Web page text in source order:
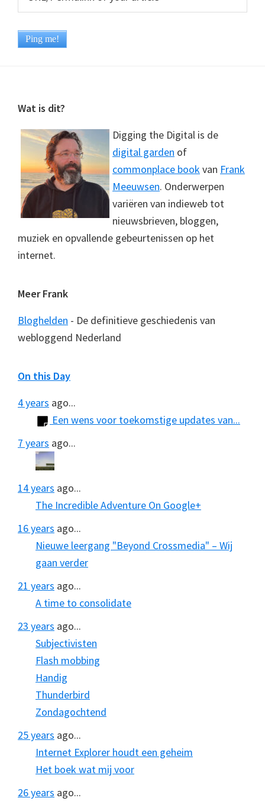
Footer
Wat is dit?
Digging the Digital is de
digital garden of
commonplace bookvan Frank
Meeuwsen. Onderwerpen
variëren van indieweb tot
nieuwsbrieven, bloggen,
muziek en opvallende gebeurtenissen op het
internet.
Meer Frank
Bloghelden - De definitieve geschiedenis van
webloggend Nederland
On this Day
4 years ago...
Een wens voor toekomstige updates van...
7 years ago...
14 years ago...
The Incredible Adventure On Google+
16 years ago...
Nieuwe leergang "Beyond Crossmedia" – Wij
gaan verder
21 years ago...
A time to consolidate
23 years ago...
Subjectivisten
Flash mobbing
Handig
Thunderbird
Zondagochtend
25 years ago...
Internet Explorer houdt een geheim
Het boek wat mij voor
26 years ago...